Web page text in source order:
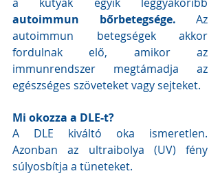
autoimmun bőrbetegsége. Az
autoimmun betegségek akkor
fordulnak elő, amikor az
immunrendszer megtámadja az
egészséges szöveteket vagy sejteket.
Mi okozza a DLE-t?
A DLE kiváltó oka ismeretlen.
Azonban az ultraibolya (UV) fény
súlyosbítja a tüneteket.